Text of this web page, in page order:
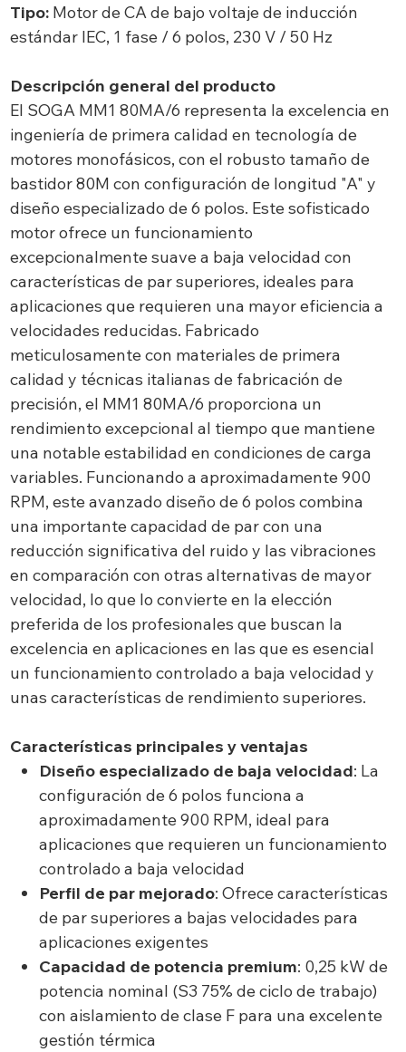
Tipo:Motor de CA de bajo voltaje de inducción
estándar IEC, 1 fase / 6 polos, 230 V / 50 Hz
Descripción general del producto
El SOGA MM1 80MA/6 representa la excelencia en
ingeniería de primera calidad en tecnología de
motores monofásicos, con el robusto tamaño de
bastidor 80M con configuración de longitud "A" y
diseño especializado de 6 polos. Este sofisticado
motor ofrece un funcionamiento
excepcionalmente suave a baja velocidad con
características de par superiores, ideales para
aplicaciones que requieren una mayor eficiencia a
velocidades reducidas. Fabricado
meticulosamente con materiales de primera
calidad y técnicas italianas de fabricación de
precisión, el MM1 80MA/6 proporciona un
rendimiento excepcional al tiempo que mantiene
una notable estabilidad en condiciones de carga
variables. Funcionando a aproximadamente 900
RPM, este avanzado diseño de 6 polos combina
una importante capacidad de par con una
reducción significativa del ruido y las vibraciones
en comparación con otras alternativas de mayor
velocidad, lo que lo convierte en la elección
preferida de los profesionales que buscan la
excelencia en aplicaciones en las que es esencial
un funcionamiento controlado a baja velocidad y
unas características de rendimiento superiores.
Características principales y ventajas
Diseño especializado de baja velocidad: La
configuración de 6 polos funciona a
aproximadamente 900 RPM, ideal para
aplicaciones que requieren un funcionamiento
controlado a baja velocidad
Perfil de par mejorado: Ofrece características
de par superiores a bajas velocidades para
aplicaciones exigentes
Capacidad de potencia premium: 0,25 kW de
potencia nominal (S3 75% de ciclo de trabajo)
con aislamiento de clase F para una excelente
gestión térmica